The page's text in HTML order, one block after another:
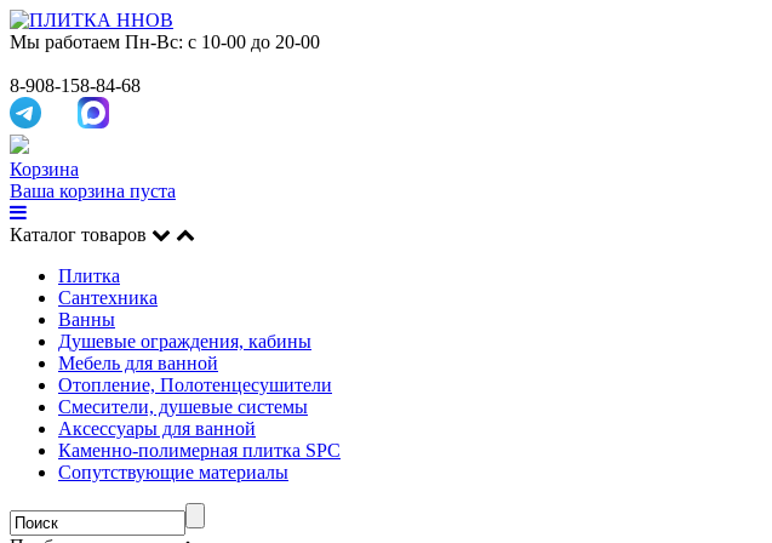
Мы работаем Пн-Вс: с 10-00 до 20-00
8-908-158-84-68
Корзина
Ваша корзина пуста
Каталог товаров
Плитка
Сантехника
Ванны
Душевые ограждения, кабины
Мебель для ванной
Отопление, Полотенцесушители
Смесители, душевые системы
Аксессуары для ванной
Каменно-полимерная плитка SPC
Сопутствующие материалы